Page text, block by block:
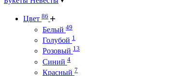
Цвет 86
Белый 49
Голубой 1
Розовый 13
Синий 4
Красный 7